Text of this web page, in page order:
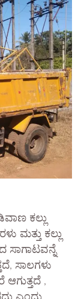
ಕಲ್ಲು
ಮತ್ತು ಕಲ್ಲು
ಸಾಗಾಟವನ್ನೆ
ಸಾಲಗಳು
,